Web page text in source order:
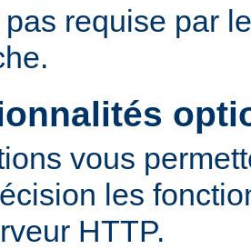
pas requise par
vous
les
HTTP.